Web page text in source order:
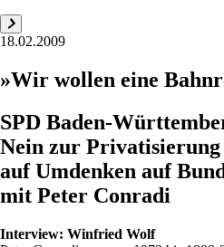
18.02.2009
»Wir wollen eine
SPD Baden-
Nein zur Privatisierung
auf Umdenken auf
mit Peter Conradi
Interview: Winfried Wolf